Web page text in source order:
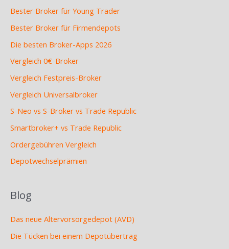
Bester Broker für Young Trader
Bester Broker für Firmendepots
Die besten Broker-Apps 2026
Vergleich 0€-Broker
Vergleich Festpreis-Broker
Vergleich Universalbroker
S-Neo vs S-Broker vs Trade Republic
Smartbroker+ vs Trade Republic
Ordergebühren Vergleich
Depotwechselprämien
Blog
Das neue Altervorsorgedepot (AVD)
Die Tücken bei einem Depotübertrag